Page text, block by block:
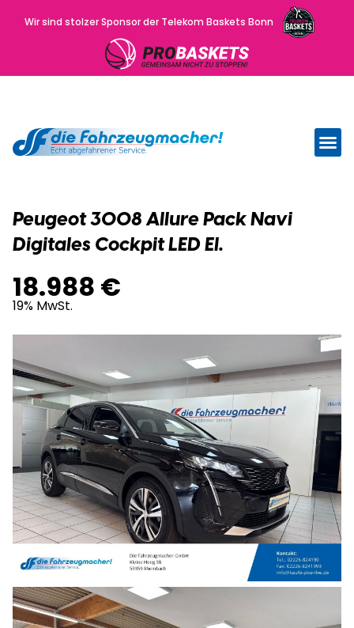
Wir sind stolzer Sponsor der Telekom Baskets Bonn
Peugeot 3008 Allure Pack Navi
Digitales Cockpit LED El.
18.988 €
19% MwSt.